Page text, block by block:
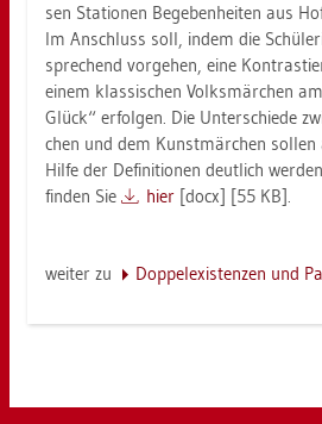
sen Sta­tio­nen Be­ge­ben­hei­ten aus
Im An­schluss soll, indem die
spre­chend vor­ge­hen, eine
einem klas­si­schen Volks­mär­chen
Glück“ er­fol­gen. Die Un­ter­schie­de
chen und dem Kunst­mär­chen
Hilfe der De­fi­ni­tio­nen deut­lich
fin­den Sie
hier [docx] [55 KB].
wei­ter zu Dop­pel­exis­ten­zen und